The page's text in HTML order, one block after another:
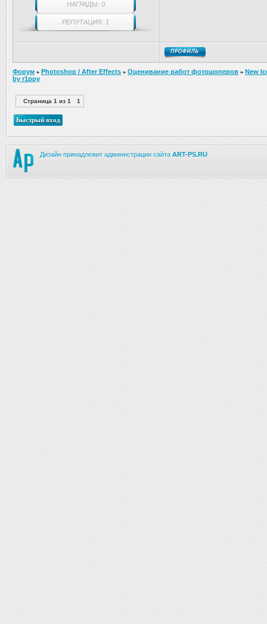
НАГРАДЫ: 0
РЕПУТАЦИЯ: 1
Форум » Photoshop / After Effects » Оценивание работ фотошоперов » New
by r1ppy
Страница 1 из 1 1
Дизайн принадлежит администрации сайта ART-PS.RU